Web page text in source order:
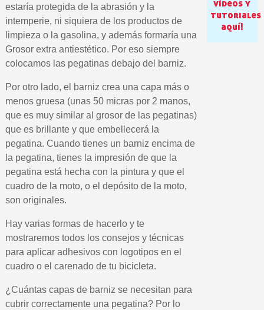
Paga en 4 plazos sin
Obtenga su presupuesto
Comparte tus
Cupón de 10 € por
Paga en 4 plazos sin
Obtenga su presupuesto
estaría protegida de la abrasión y la
intemperie, ni siquiera de los productos de
limpieza o la gasolina, y además formaría una
Grosor extra antiestético. Por eso siempre
colocamos las pegatinas debajo del barniz.
Por otro lado, el barniz crea una capa más o
menos gruesa (unas 50 micras por 2 manos,
que es muy similar al grosor de las pegatinas)
que es brillante y que embellecerá la
pegatina. Cuando tienes un barniz encima de
la pegatina, tienes la impresión de que la
pegatina está hecha con la pintura y que el
cuadro de la moto, o el depósito de la moto,
son originales.
Hay varias formas de hacerlo y te
mostraremos todos los consejos y técnicas
para aplicar adhesivos con logotipos en el
cuadro o el carenado de tu bicicleta.
¿Cuántas capas de barniz se necesitan para
cubrir correctamente una pegatina? Por lo
vídeos y
tutoriales
aquí!